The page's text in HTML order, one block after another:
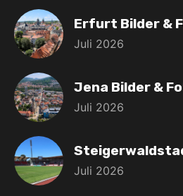
Erfurt Bilder &
Juli 2026
Jena Bilder &
Juli 2026
Juli 2026